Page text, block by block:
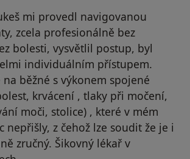
mi provedl navigovanou
zcela profesionálně bez
bolesti, vysvětlil postup, byl
individuálním přístupem.
běžné s výkonem spojené
krvácení , tlaky při močení,
moči, stolice) , které v mém
nepřišly, z čehož lze soudit že je i
zručný. Šikovný lékař v